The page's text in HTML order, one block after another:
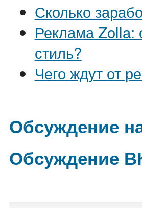
Сколько
Реклама
стиль?
Чего ждут от
Обсуждение
Обсуждение